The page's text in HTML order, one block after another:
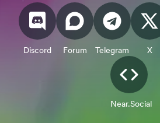
Discord Forum Telegram X
Near.Social